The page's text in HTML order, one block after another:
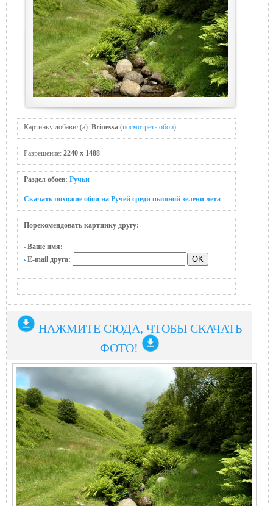
Картинку добавил(а): Brinessa (посмотреть обои)
Разрешение: 2240 x 1488
Раздел обоев: Ручьи
Скачать похожие обои на Ручей среди пышной зелени лета
Порекомендовать картинку другу:
Ваше имя:
E-mail друга:
НАЖМИТЕ СЮДА, ЧТОБЫ СКАЧАТЬ
ФОТО!